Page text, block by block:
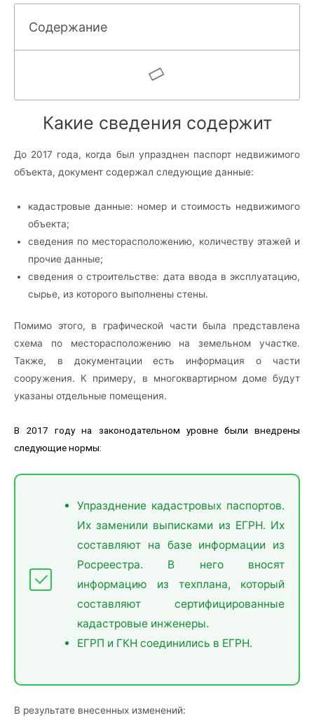
Содержание
Какие сведения содержит
До 2017 года, когда был упразднен паспорт недвижимого
объекта, документ содержал следующие данные:
кадастровые данные: номер и стоимость недвижимого
объекта;
сведения по месторасположению, количеству этажей и
прочие данные;
сведения о строительстве: дата ввода в эксплуатацию,
сырье, из которого выполнены стены.
Помимо этого, в графической части была представлена
схема по месторасположению на земельном участке.
Также, в документации есть информация о части
сооружения. К примеру, в многоквартирном доме будут
указаны отдельные помещения.
В 2017 году на законодательном уровне были внедрены
следующие нормы:
Упразднение кадастровых паспортов.
Их заменили выписками из ЕГРН. Их
составляют на базе информации из
Росреестра. В него вносят
информацию из техплана, который
составляют сертифицированные
кадастровые инженеры.
ЕГРП и ГКН соединились в ЕГРН.
В результате внесенных изменений: